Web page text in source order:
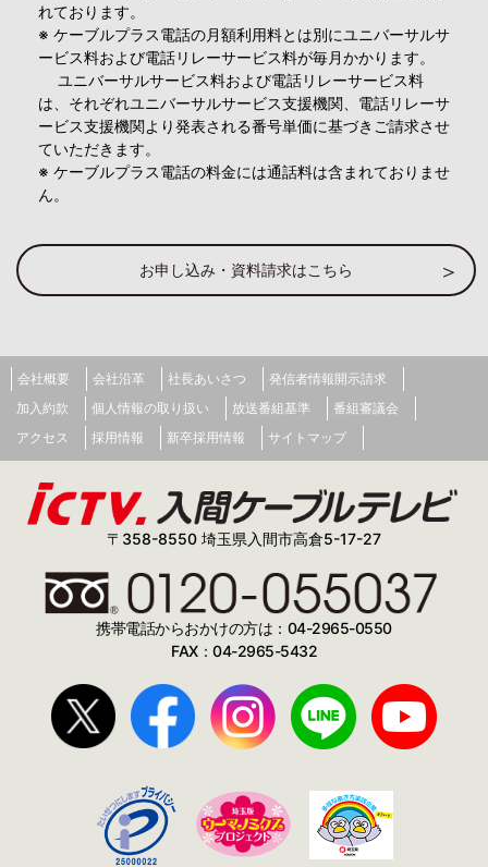
れております。
※ ケーブルプラス電話の月額利用料とは別にユニバーサルサ
ービス料および電話リレーサービス料が毎月かかります。
ユニバーサルサービス料および電話リレーサービス料
は、それぞれユニバーサルサービス支援機関、電話リレーサ
ービス支援機関より発表される番号単価に基づきご請求させ
ていただきます。
※ ケーブルプラス電話の料金には通話料は含まれておりませ
ん。
お申し込み・資料請求はこちら
会社概要 会社沿革 社長あいさつ
発信者情報開示請求
加入約款
個人情報の取り扱い 放送番組基準
番組審議会
アクセス
採用情報 新卒採用情報 サイトマップ
〒358-8550 埼玉県入間市高倉5-17-27
携帯電話からおかけの方は：04-2965-0550
FAX：04-2965-5432